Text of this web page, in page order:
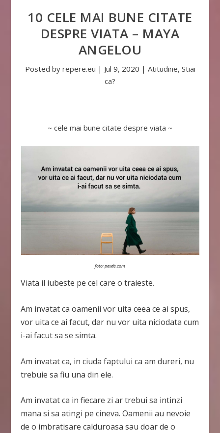
10 CELE MAI BUNE CITATE
DESPRE VIATA – MAYA
ANGELOU
Posted by repere.eu | Jul 9, 2020 | Atitudine, Stiai
ca?
~ cele mai bune citate despre viata ~
foto:pexels.com
Viata il iubeste pe cel care o traieste.
Am invatat ca oamenii vor uita ceea ce ai spus,
vor uita ce ai facut, dar nu vor uita niciodata cum
i-ai facut sa se simta.
Am invatat ca, in ciuda faptului ca am dureri, nu
trebuie sa fiu una din ele.
Am invatat ca in fiecare zi ar trebui sa intinzi
mana si sa atingi pe cineva. Oamenii au nevoie
de o imbratisare calduroasa sau doar de o